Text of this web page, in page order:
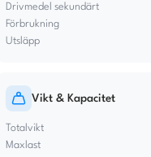
Drivmedel sekundärt
Förbrukning
Utsläpp
Vikt & Kapacitet
Totalvikt
Maxlast